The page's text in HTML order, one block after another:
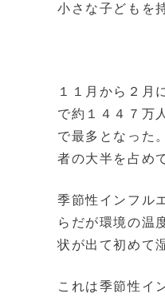
小さな子どもを
１１月から２月
で約１４４７万
で最多となった
者の大半を占め
季節性インフル
らだが環境の温
状が出て初めて
これは季節性イ